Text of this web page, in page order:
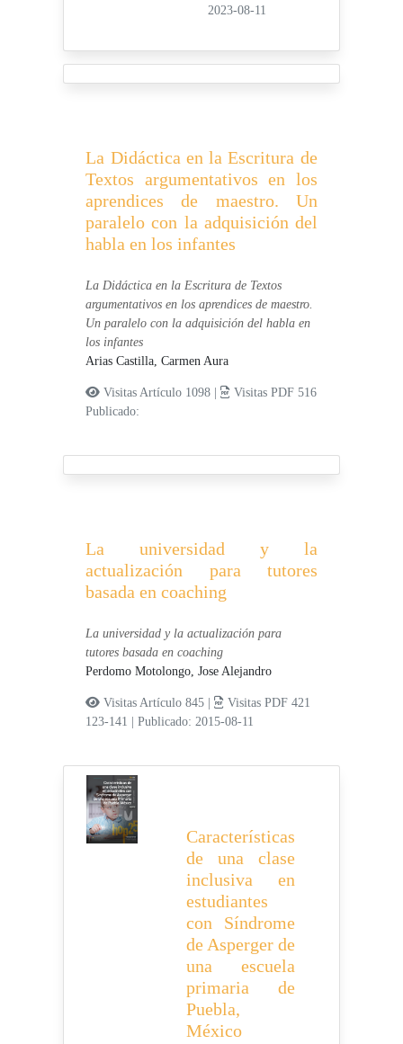
2023-08-11
La Didáctica en la Escritura de
Textos argumentativos en los
aprendices de maestro. Un
paralelo con la adquisición del
habla en los infantes
La Didáctica en la Escritura de Textos
argumentativos en los aprendices de maestro.
Un paralelo con la adquisición del habla en
los infantes
Arias Castilla, Carmen Aura
Visitas Artículo 1098 |
Visitas PDF 516
Publicado:
La universidad y la
actualización para tutores
basada en coaching
La universidad y la actualización para
tutores basada en coaching
Perdomo Motolongo, Jose Alejandro
Visitas Artículo 845 |
Visitas PDF 421
123-141
|Publicado: 2015-08-11
Características
de una clase
inclusiva en
estudiantes
con Síndrome
de Asperger de
una escuela
primaria de
Puebla,
México